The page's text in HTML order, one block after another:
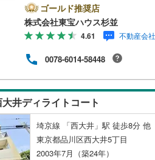
リフォームをオンライン
自宅を綺麗にかつ瀟洒に
者様へ、税理士による確
に際して◆日時のご希望
す）事前に鍵等の手配
のでご容赦ください。事
となりますのでお手数
来社、お客様宅へのお迎
お待ち合わせなど、ご希
ら、ご見学希望物件以外
てご案内させていただき
ゴールド推奨店
株式会社東宝ハウス杉並
4.61 不動産会
0078-6014-58448
井ディライトコート
埼京線 「西大井」駅 徒歩8分 他
東京都品川区西大井5丁目
2003年7月（築24年）